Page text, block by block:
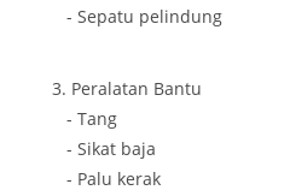
- Sepatu pelindung
3. Peralatan Bantu
- Tang
- Sikat baja
- Palu kerak